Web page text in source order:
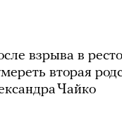
взрыва в
вторая
Чайко